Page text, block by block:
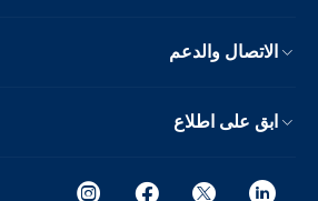
الاتصال والدعم
ابق على اطلاع